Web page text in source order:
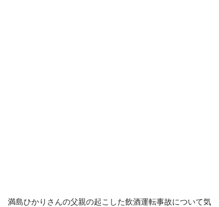
満島ひかりさんの父親の起こした飲酒運転事故について気